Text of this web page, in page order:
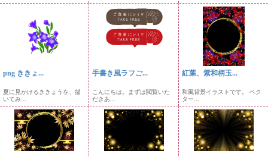
png ききょ...
夏に見かけるききょうを、描
いてみ...
手書き風ラフご...
こんにちは。まずは閲覧いた
だきあ...
紅葉、紫和柄玉...
和風背景イラストです。 ベク
ター...